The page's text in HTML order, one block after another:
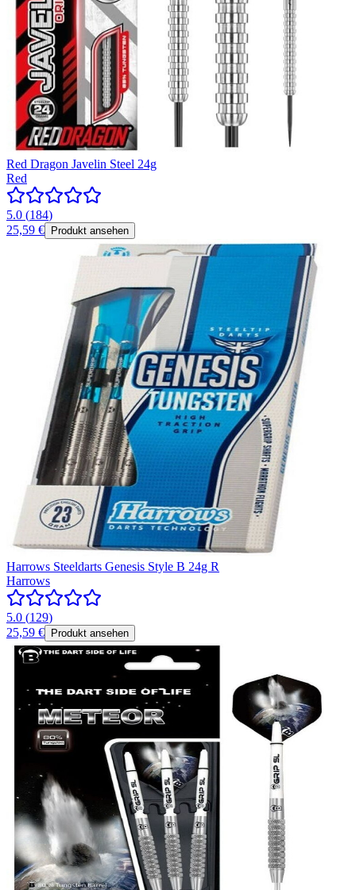
Red Dragon Javelin Steel 24g
Red
5.0 (184)
25,59 €
Produkt ansehen
Harrows Steeldarts Genesis Style B 24g R
Harrows
5.0 (129)
25,59 €
Produkt ansehen